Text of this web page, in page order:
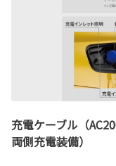
充電ケーブル（
両側充電装備）